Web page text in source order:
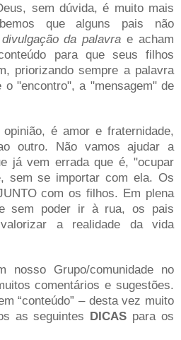
sem dúvida, é muito mais
que alguns pais não
divulgação da palavra e acham
para que seus filhos
priorizando sempre a palavra
"encontro", a "mensagem" de
é amor e fraternidade,
outro. Não vamos ajudar a
já vem errada que é, "ocupar
sem se importar com ela. Os
com os filhos. Em plena
e sem poder ir à rua, os pais
a realidade da vida
nosso Grupo/comunidade no
comentários e sugestões.
“conteúdo” – desta vez muito
as seguintes DICAS para os